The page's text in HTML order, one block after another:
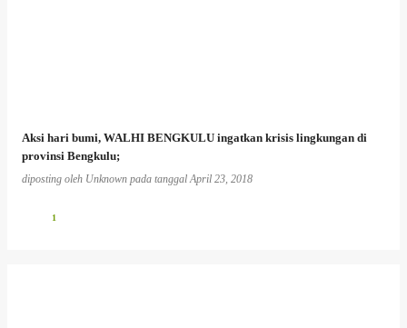
Aksi hari bumi, WALHI BENGKULU ingatkan krisis lingkungan di
provinsi Bengkulu;
diposting oleh Unknown pada tanggalApril 23, 2018
1